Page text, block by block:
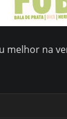
melhor na